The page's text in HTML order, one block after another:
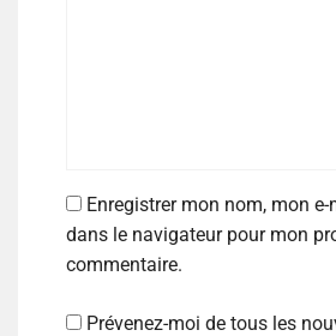
Enregistrer mon nom, mon
dans le navigateur pour mon
commentaire.
Prévenez-moi de tous les